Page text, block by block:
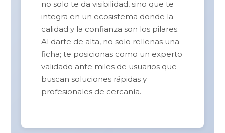
no solo te da visibilidad, sino que te
integra en un ecosistema donde la
calidad y la confianza son los pilares.
Al darte de alta, no solo rellenas una
ficha; te posicionas como un experto
validado ante miles de usuarios que
buscan soluciones rápidas y
profesionales de cercanía.